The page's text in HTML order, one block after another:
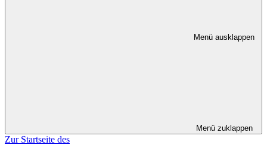
Menü ausklappen
Menü zuklappen
Zur Startseite des